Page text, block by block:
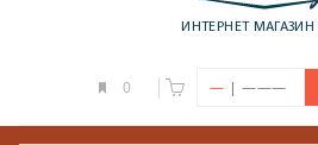
ИНТЕРНЕТ
0 — | ———